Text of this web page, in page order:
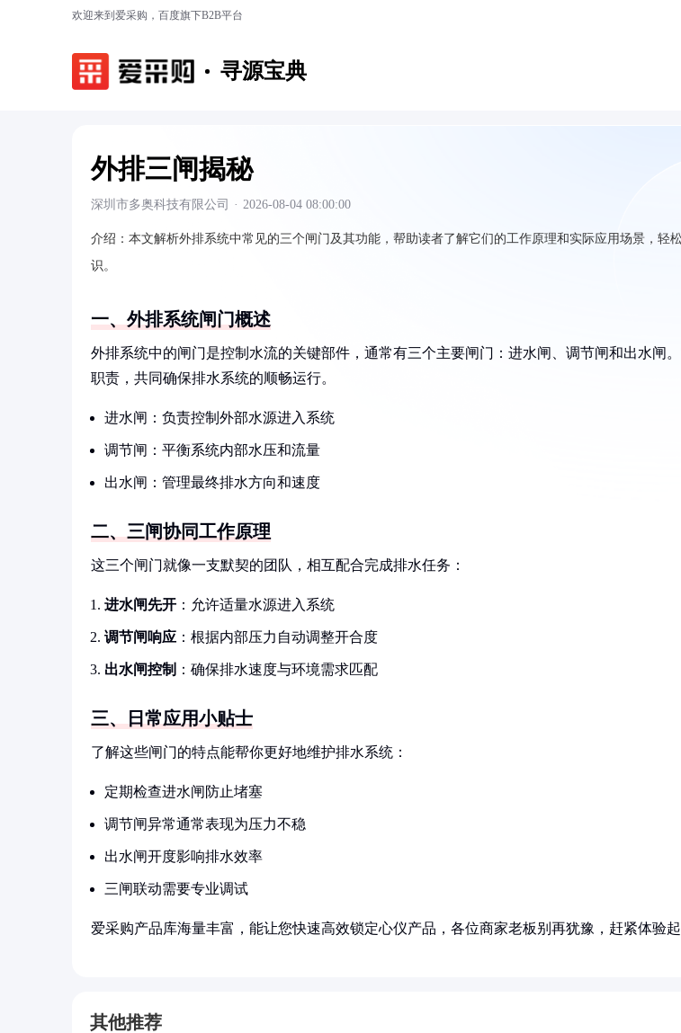
欢迎来到爱采购，百度旗下B2B平台
寻源宝典
外排三闸揭秘
深圳市多奥科技有限公司 · 2026-08-04 08:00:00
介绍： 本文解析外排系统中常见的三个闸门及其功能，帮助读者了解它们的工作原理和实际应用场景，轻
识。
一、外排系统闸门概述
外排系统中的闸门是控制水流的关键部件，通常有三个主要闸门：进水闸、调节闸和出水闸
职责，共同确保排水系统的顺畅运行。
进水闸：负责控制外部水源进入系统
调节闸：平衡系统内部水压和流量
出水闸：管理最终排水方向和速度
二、三闸协同工作原理
这三个闸门就像一支默契的团队，相互配合完成排水任务：
进水闸先开 ：允许适量水源进入系统
调节闸响应 ：根据内部压力自动调整开合度
出水闸控制 ：确保排水速度与环境需求匹配
三、日常应用小贴士
了解这些闸门的特点能帮你更好地维护排水系统：
定期检查进水闸防止堵塞
调节闸异常通常表现为压力不稳
出水闸开度影响排水效率
三闸联动需要专业调试
爱采购产品库海量丰富，能让您快速高效锁定心仪产品，各位商家老板别再犹豫，赶紧体验起
其他推荐